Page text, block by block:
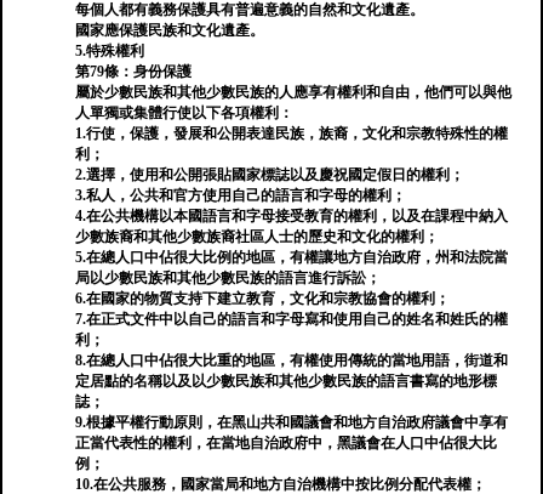
每個人都有義務保護具有普遍意義的自然和文化遺產。
國家應保護民族和文化遺產。
5.特殊權利
第79條：身份保護
屬於少數民族和其他少數民族的人應享有權利和自由，他們可以與他
人單獨或集體行使以下各項權利：
1.行使，保護，發展和公開表達民族，族裔，文化和宗教特殊性的權
利；
2.選擇，使用和公開張貼國家標誌以及慶祝國定假日的權利；
3.私人，公共和官方使用自己的語言和字母的權利；
4.在公共機構以本國語言和字母接受教育的權利，以及在課程中納入
少數族裔和其他少數族裔社區人士的歷史和文化的權利；
5.在總人口中佔很大比例的地區，有權讓地方自治政府，州和法院當
局以少數民族和其他少數民族的語言進行訴訟；
6.在國家的物質支持下建立教育，文化和宗教協會的權利；
7.在正式文件中以自己的語言和字母寫和使用自己的姓名和姓氏的權
利；
8.在總人口中佔很大比重的地區，有權使用傳統的當地用語，街道和
定居點的名稱以及以少數民族和其他少數民族的語言書寫的地形標
誌；
9.根據平權行動原則，在黑山共和國議會和地方自治政府議會中享有
正當代表性的權利，在當地自治政府中，黑議會在人口中佔很大比
例；
10.在公共服務，國家當局和地方自治機構中按比例分配代表權；